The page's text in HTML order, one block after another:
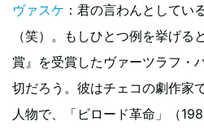
ヴァスケ ：君の言わんとしてい
（笑）。もしひとつ例を挙げる
賞』を受賞したヴァーツラフ・
切だろう。彼はチェコの劇作家
人物で、「ビロード革命」（